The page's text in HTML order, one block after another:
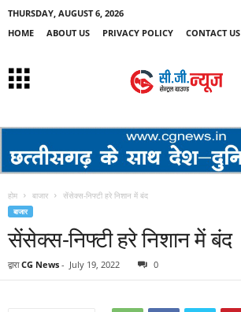
THURSDAY, AUGUST 6, 2026
HOME
ABOUT US PRIVACY POLICY CONTACT US
होम बाजार सेंसेक्स-निफ्टी हरे निशान में बंद
बाजार
सेंसेक्स-निफ्टी हरे निशान में बंद
द्वारा CG News - July 19, 2022 0